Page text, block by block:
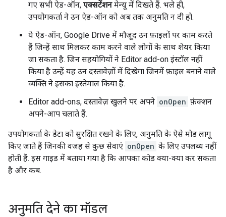
गए सभी ऐड-ऑन, एक्सटेंशनमेन्यू में दिखते हैं. भले ही,
उपयोगकर्ता ने उन ऐड-ऑन को अब तक अनुमति न दी हो.
ये ऐड-ऑन, Google Drive में मौजूद उन फ़ाइलों पर काम करते
हैं जिन्हें साथ मिलकर काम करने वाले लोगों के साथ शेयर किया
जा सकता है. जिन सहयोगियों ने Editor add-on इंस्टॉल नहीं
किया है उन्हें यह उन दस्तावेज़ों में दिखेगा जिनमें फ़ाइल बनाने वाले
व्यक्ति ने इसका इस्तेमाल किया है.
Editor add-ons, दस्तावेज़ खुलने पर अपने onOpen फ़ंक्शन
अपने-आप चलाते हैं.
उपयोगकर्ता के डेटा को सुरक्षित रखने के लिए, अनुमति के ऐसे मोड लागू
किए जाते हैं जिनकी वजह से कुछ सेवाएं onOpen के लिए उपलब्ध नहीं
होती हैं. इस गाइड में बताया गया है कि आपका कोड क्या-क्या कर सकता
है और कब.
अनुमति देने का मॉडल